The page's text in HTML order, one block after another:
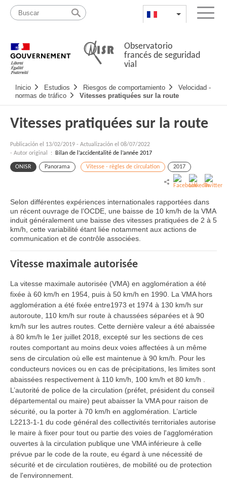
Pasar
contenido
Mapa
web
List additional
Menu
Observatorio
francés de seguridad
vial
Navigation
principale
Inicio Estudios Riesgos de comportamiento
Velocidad -
normas de tráfico
Vitesses pratiquées sur la route
Vitesses pratiquées sur la route
Publicación el 13/02/2019 - Actualización el 08/07/2022
- Autor original :
Bilan de l’accidentalité de l’année 2017
ONISR Panorama Vitesse - règles de circulation 2017
Selon différentes expériences internationales rapportées dans
un récent ouvrage de l’OCDE, une baisse de 10 km/h de la VMA
induit généralement une baisse des vitesses pratiquées de 2 à 5
km/h, cette variabilité étant liée notamment aux actions de
communication et de contrôle associées.
Vitesse maximale autorisée
La vitesse maximale autorisée (VMA) en agglomération a été
fixée à 60 km/h en 1954, puis à 50 km/h en 1990. La VMA hors
agglomération a été fixée entre1973 et 1974 à 130 km/h sur
autoroute, 110 km/h sur route à chaussées séparées et à 90
km/h sur les autres routes. Cette dernière valeur a été abaissée
à 80 km/h le 1er juillet 2018, excepté sur les sections de ces
routes comportant au moins deux voies affectées à un même
sens de circulation où elle est maintenue à 90 km/h. Pour les
conducteurs novices ou en cas de précipitations, les limites sont
abaissées respectivement à 110 km/h, 100 km/h et 80 km/h .
L’autorité de police de la circulation (préfet, président du conseil
départemental ou maire) peut abaisser la VMA pour raison de
sécurité, ou la porter à 70 km/h en agglomération. L’article
L2213-1-1 du code général des collectivités territoriales autorise
le maire à fixer pour tout ou partie des voies de l'agglomération
ouvertes à la circulation publique une VMA inférieure à celle
prévue par le code de la route, eu égard à une nécessité de
sécurité et de circulation routières, de mobilité ou de protection
de l'environnement.